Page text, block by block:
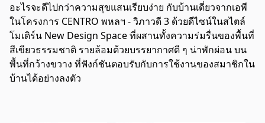
อะไรจะดีไปกว่าความสุขแสนเรียบง่าย กับบ้านเดี่ยวจากเอพี
ในโครงการ CENTRO พหลฯ - วิภาวดี 3 ด้วยดีไซน์ในสไตล์
โมเดิร์น New Design Space ที่ผสานทั้งความร่มรื่นของพื้นที่
สีเขียวธรรมชาติ รายล้อมด้วยบรรยากาศดี ๆ น่าพักผ่อน บน
พื้นที่กว้างขวาง ที่ฟังก์ชันตอบรับกับการใช้งานของสมาชิกใน
บ้านได้อย่างลงตัว